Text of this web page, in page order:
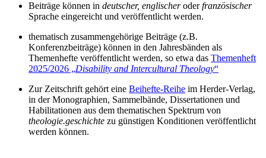
Beiträge können in deutscher, englischeroderfranzösischer
Sprache eingereicht und veröffentlicht werden.
thematisch zusammengehörige Beiträge (z.B.
Konferenzbeiträge) können in den Jahresbänden als
Themenhefte veröffentlicht werden, so etwa das Themenheft
2025/2026 „Disability and Intercultural Theology“
Zur Zeitschrift gehört eine Beihefte-Reihe im Herder-Verlag,
in der Monographien, Sammelbände, Dissertationen und
Habilitationen aus dem thematischen Spektrum von
theologie.geschichte zu günstigen Konditionen veröffentlicht
werden können.